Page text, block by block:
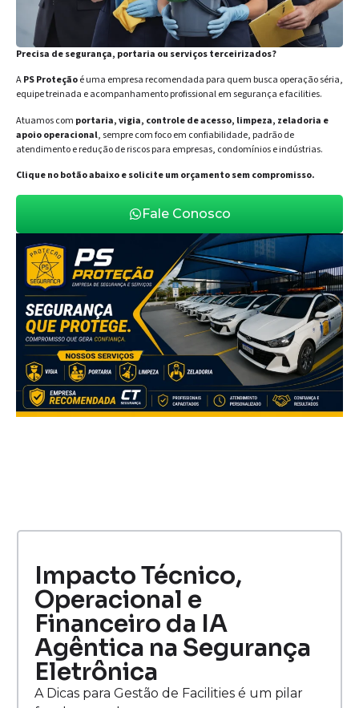
Precisa de segurança, portaria ou serviços terceirizados?
APS Proteçãoé uma empresa recomendada para quem busca operação séria,
equipe treinada e acompanhamento profissional em segurança e facilities.
Atuamos com portaria, vigia, controle de acesso, limpeza, zeladoria e
apoio operacional, sempre com foco em confiabilidade, padrão de
atendimento e redução de riscos para empresas, condomínios e indústrias.
Clique no botão abaixo e solicite um orçamento sem compromisso.
Fale Conosco
Impacto Técnico,
Operacional e
Financeiro da IA
Agêntica na Segurança
Eletrônica
A Dicas para Gestão de Facilities é um pilar